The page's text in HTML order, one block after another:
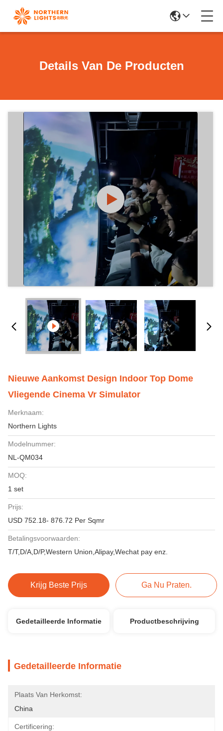
Details Van De Producten
Nieuwe Aankomst Design Indoor Top Dome
Vliegende Cinema Vr Simulator
Merknaam:
Northern Lights
Modelnummer:
NL-QM034
MOQ:
1 set
Prijs:
USD 752.18- 876.72 Per Sqmr
Betalingsvoorwaarden:
T/T,D/A,D/P,Western Union,Alipay,Wechat pay enz.
Krijg Beste Prijs Ga Nu Praten.
Gedetailleerde Informatie Productbeschrijving
Gedetailleerde Informatie
Plaats Van Herkomst:
China
Certificering: